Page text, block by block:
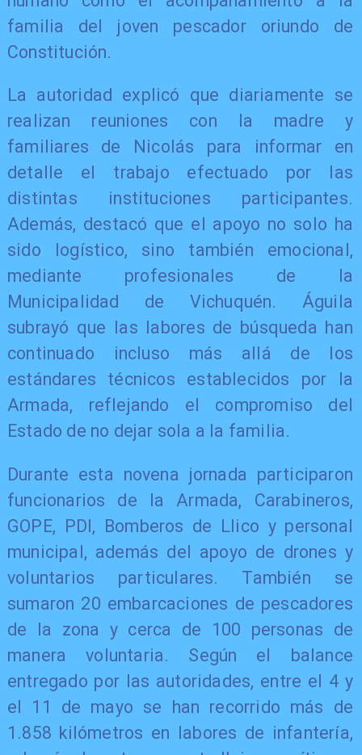
familia del joven pescador oriundo de
Constitución.
La autoridad explicó que diariamente se
realizan reuniones con la madre y
familiares de Nicolás para informar en
detalle el trabajo efectuado por las
distintas instituciones participantes.
Además, destacó que el apoyo no solo ha
sido logístico, sino también emocional,
mediante profesionales de la
Municipalidad de Vichuquén. Águila
subrayó que las labores de búsqueda han
continuado incluso más allá de los
estándares técnicos establecidos por la
Armada, reflejando el compromiso del
Estado de no dejar sola a la familia.
Durante esta novena jornada participaron
funcionarios de la Armada, Carabineros,
GOPE, PDI, Bomberos de Llico y personal
municipal, además del apoyo de drones y
voluntarios particulares. También se
sumaron 20 embarcaciones de pescadores
de la zona y cerca de 100 personas de
manera voluntaria. Según el balance
entregado por las autoridades, entre el 4 y
el 11 de mayo se han recorrido más de
1.858 kilómetros en labores de infantería,